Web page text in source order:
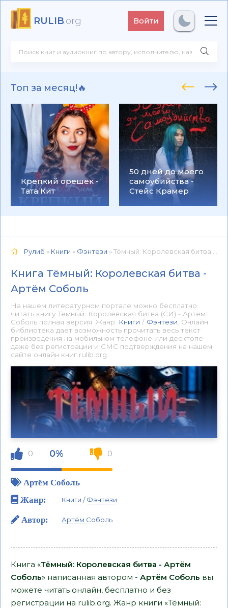
RULIB.org Войти
Топ за месяц!🔥
Крепкий орешек -
Тата Кит
50 дней до моего
самоубийства -
Стейс Крамер
Рулиб » Книги » Фэнтези » Тёмный: Королевская битва - Артём Соболь 📕 - Книга онлайн бесплатно
Книга Тёмный: Королевская битва -
Артём Соболь
На нашем литературном портале можно бесплатно
читать книгу Тёмный: Королевская битва (СИ) - Артём
Соболь полная версия. Жанр: Книги / Фэнтези . Онлайн
библиотека дает возможность прочитать весь текст
произведения на мобильном телефоне или десктопе
даже без регистрации и СМС подтверждения на нашем
сайте онлайн книг rulib.org.
0 0% 0
Артём Соболь
Жанр:
Книги /Фэнтези
Автор: Артём Соболь
Книга «Тёмный: Королевская битва - Артём
Соболь» написанная автором - Артём Соболь вы
можете читать онлайн, бесплатно и без
регистрации на rulib.org. Жанр книги «Тёмный: